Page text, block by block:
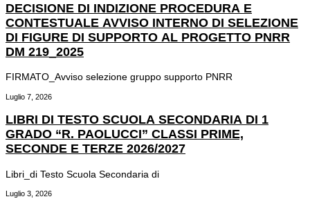
DECISIONE DI INDIZIONE PROCEDURA E
CONTESTUALE AVVISO INTERNO DI SELEZIONE
DI FIGURE DI SUPPORTO AL PROGETTO PNRR
DM 219_2025
FIRMATO_Avviso selezione gruppo supporto PNRR
Luglio 7, 2026
LIBRI DI TESTO SCUOLA SECONDARIA DI 1
GRADO “R. PAOLUCCI” CLASSI PRIME,
SECONDE E TERZE 2026/2027
Libri_di Testo Scuola Secondaria di
Luglio 3, 2026